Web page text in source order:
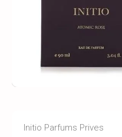
Initio Parfums Prives